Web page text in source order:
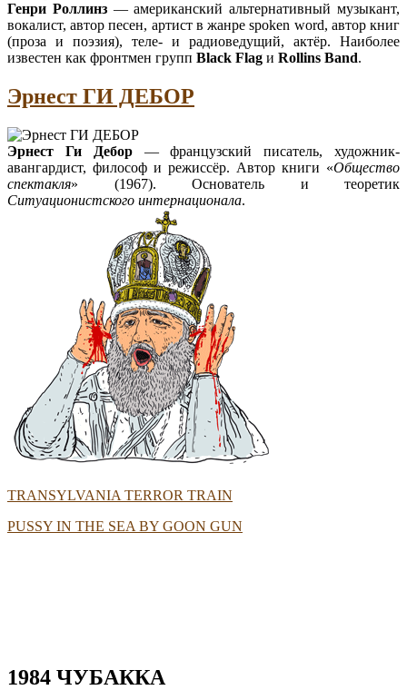
Генри Роллинз— американский альтернативный музыкант,
вокалист, автор песен, артист в жанре spoken word, автор книг
(проза и поэзия), теле- и радиоведущий, актёр. Наиболее
известен как фронтмен групп Black Flag и Rollins Band.
Эрнест ГИ ДЕБОР
Эрнест Ги Дебор— французский писатель, художник-
авангардист, философ и режиссёр. Автор книги «Общество
спектакля» (1967). Основатель и теоретик
Ситуационистского интернационала.
TRANSYLVANIA TERROR TRAIN
PUSSY IN THE SEA BY GOON GUN
1984 ЧУБАККА